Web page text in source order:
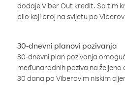
dodaje Viber Out kredit. Sa tim
bilo koji broj na svijetu po
30-dnevni planovi pozivanja
30-dnevni plan pozivanja
međunarodnih poziva na
30 dana po Viberovim niskim